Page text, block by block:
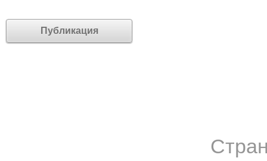
Публикация